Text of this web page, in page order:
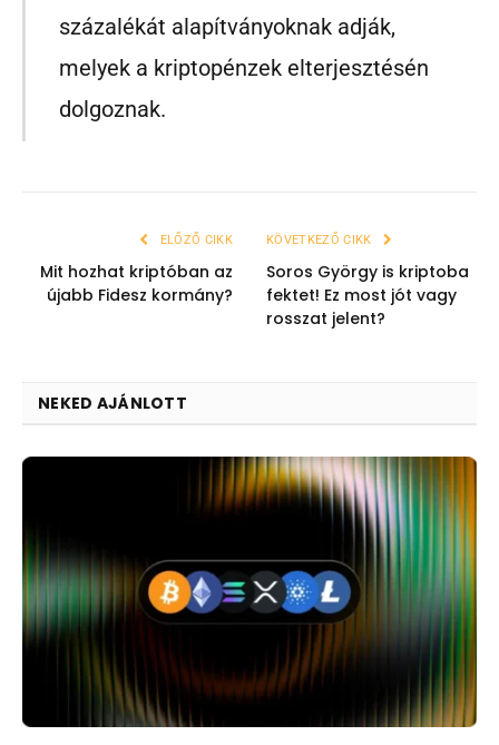
százalékát alapítványoknak adják,
melyek a kriptopénzek elterjesztésén
dolgoznak.
ELŐZŐ CIKK
Mit hozhat kriptóban az
újabb Fidesz kormány?
KÖVETKEZŐ CIKK
Soros György is kriptoba
fektet! Ez most jót vagy
rosszat jelent?
NEKED AJÁNLOTT